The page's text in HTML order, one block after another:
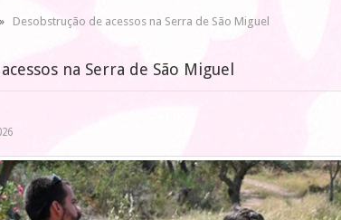
Desobstrução de acessos na Serra de São Miguel
na Serra de São Miguel